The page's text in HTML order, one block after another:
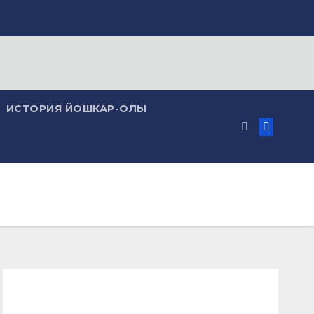
ИСТОРИЯ ЙОШКАР-ОЛЫ